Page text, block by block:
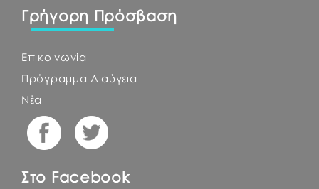
Γρήγορη Πρόσβαση
Επικοινωνία
Πρόγραμμα Διαύγεια
Νέα
Στο Facebook